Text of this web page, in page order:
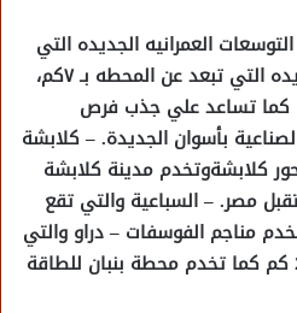
العمرانيه الجديده التي
تتمثل في مدينه أسوان الجديده التي تبعد عن المحطه بـ ٧كم،
كما تساعد علي جذب فرص
بأسوان الجديدة. – كلابشة
كلابشةوتخدم مدينة كلابشة
مصر. – السباعية والتي تقع
مناجم الفوسفات – دراو والتي
تخدم مدينة دراو على بعد 20 كم كما تخدم محطة بنبان للطاقة